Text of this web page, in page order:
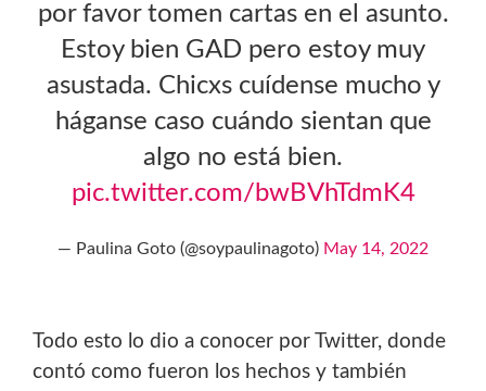
por favor tomen cartas en el asunto.
Estoy bien GAD pero estoy muy
asustada. Chicxs cuídense mucho y
háganse caso cuándo sientan que
algo no está bien.
pic.twitter.com/bwBVhTdmK4
— Paulina Goto (@soypaulinagoto) May 14, 2022
Todo esto lo dio a conocer por Twitter, donde
contó como fueron los hechos y también